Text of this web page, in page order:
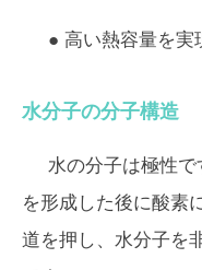
● 高い熱容量を実
水分子の分子構造
水の分子は極性
を形成した後に酸素
道を押し、水分子を